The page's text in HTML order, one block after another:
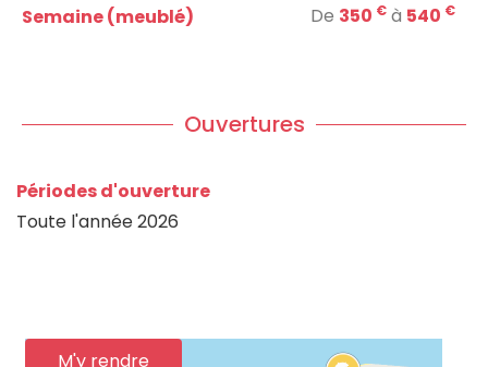
Semaine (meublé) De 350 € à 540 €
Ouvertures
Périodes d'ouverture
Toute l'année 2026
M'y rendre